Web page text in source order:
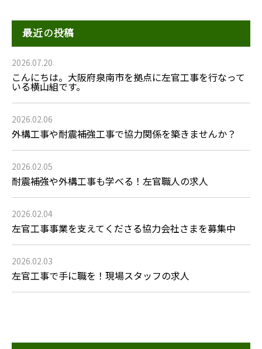
最近の投稿
2026.07.20
こんにちは。大阪府泉南市を拠点に左官工事を行なって
いる横山組です。
2026.02.06
外構工事や耐震補強工事で協力関係を築きませんか？
2026.02.05
耐震補強や外構工事も学べる！左官職人の求人
2026.02.04
左官工事事業を支えてくださる協力会社さまを募集中
2026.02.03
左官工事で手に職を！現場スタッフの求人